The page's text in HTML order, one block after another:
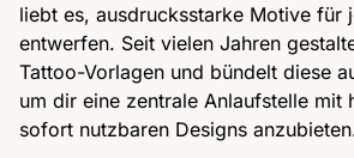
liebt es, ausdrucksstarke Motive für
entwerfen. Seit vielen Jahren
Tattoo-Vorlagen und bündelt diese
um dir eine zentrale Anlaufstelle mit
sofort nutzbaren Designs